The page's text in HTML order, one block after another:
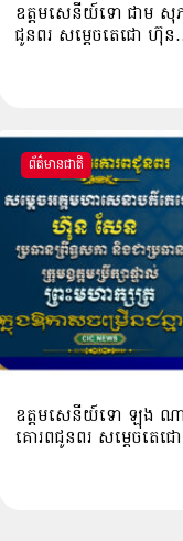
ឧត្តមសេនីយ៍ទោ ជាម សុភ
ជូនពរ សម្ដេចតេជោ ហ៊ុ
ព័ត៌មានជាតិ
ឧត្ដមសេនីយ៍ទោ ឡុង ណ
គោរពជូនពរ សម្ដេចតេជ